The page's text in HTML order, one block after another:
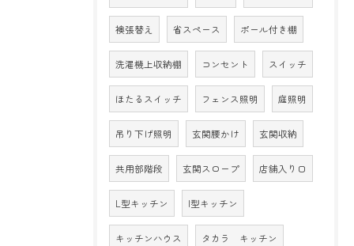
襖張替え 省スペース ポール付き棚
洗濯機上収納棚 コンセント スイッチ
ほたるスイッチ フェンス照明 庭照明
吊り下げ照明 玄関腰かけ 玄関収納
共用部階段 玄関スロープ 店舗入り口
L型キッチン I型キッチン
キッチンハウス タカラ キッチン